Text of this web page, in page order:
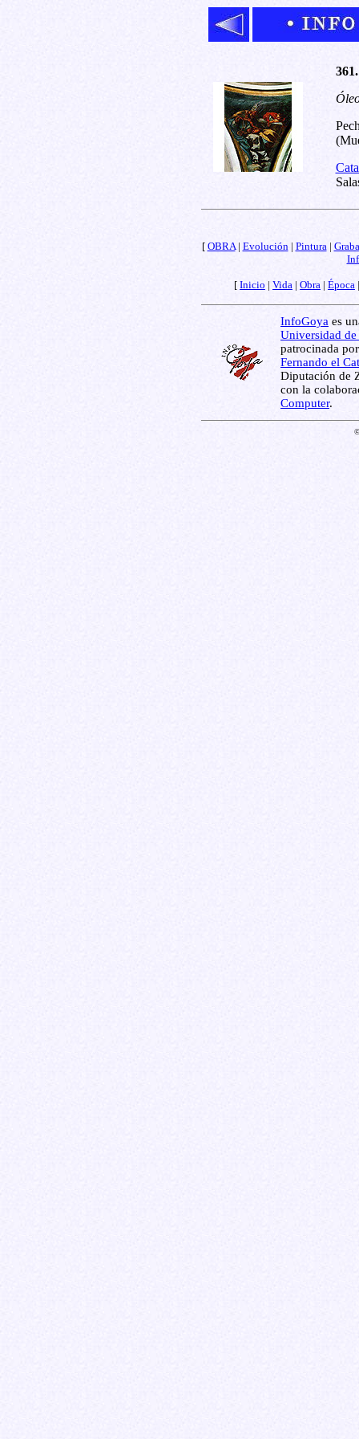
[ OBRA| Evolución| Pintura|
[ Inicio | Vida | Obra | Época
InfoGoya es
Universidad de
patrocinada
Fernando el
Diputación de
con la
Computer.